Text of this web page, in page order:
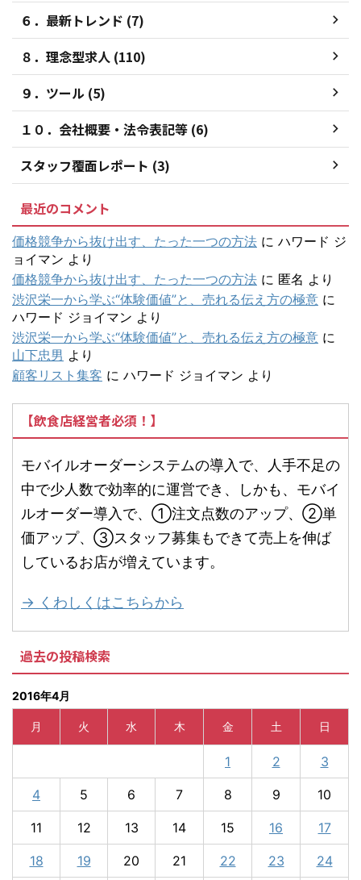
６．最新トレンド (7)
８．理念型求人 (110)
９．ツール (5)
１０．会社概要・法令表記等 (6)
スタッフ覆面レポート (3)
最近のコメント
価格競争から抜け出す、たった一つの方法 に ハワード ジ
ョイマン より
価格競争から抜け出す、たった一つの方法 に 匿名 より
渋沢栄一から学ぶ“体験価値”と、売れる伝え方の極意 に
ハワード ジョイマン より
渋沢栄一から学ぶ“体験価値”と、売れる伝え方の極意 に
山下忠男 より
顧客リスト集客 に ハワード ジョイマン より
【飲食店経営者必須！】
モバイルオーダーシステムの導入で、人手不足の
中で少人数で効率的に運営でき、しかも、モバイ
ルオーダー導入で、①注文点数のアップ、②単
価アップ、③スタッフ募集もできて売上を伸ば
しているお店が増えています。
→ くわしくはこちらから
過去の投稿検索
2016年4月
月 火 水 木 金 土 日
1 2 3
4 5 6 7 8 9 10
11 12 13 14 15 16 17
18 19 20 21 22 23 24